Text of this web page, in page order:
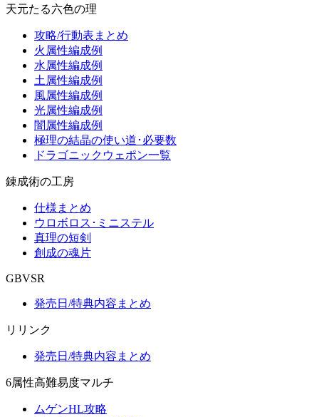
天元たる六色の理
攻略/行動表まとめ
火属性編成例
水属性編成例
土属性編成例
風属性編成例
光属性編成例
闇属性編成例
極理の結晶の使い道･必要数
ドラゴニックウェポン一覧
錬成術の工房
仕様まとめ
ウロボロス･ミニステル
真理の短剣
創成の魂片
GBVSR
発売日/特典内容まとめ
リリンク
発売日/特典内容まとめ
6属性高難易度マルチ
ムゲンHL攻略